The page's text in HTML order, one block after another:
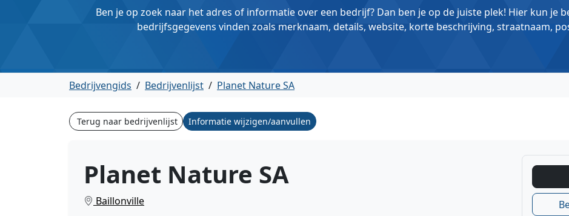
Ben je op zoek naar het adres of informatie over een bedrijf? Dan ben je op de juiste plek! Hier kun je
bedrijfsgegevens vinden zoals merknaam, details, website, korte beschrijving, straatnaam,
Bedrijvengids / Bedrijvenlijst / Planet Nature SA
Terug naar bedrijvenlijst Informatie wijzigen/aanvullen
Planet Nature SA
Baillonville